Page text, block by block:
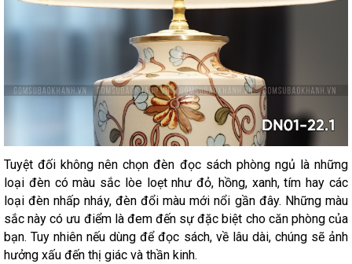
Tuyệt đối không nên chọn đèn đọc sách phòng ngủ là những
loại đèn có màu sắc lòe loẹt như đỏ, hồng, xanh, tím hay các
loại đèn nhấp nháy, đèn đổi màu mới nổi gần đây. Những màu
sắc này có ưu điểm là đem đến sự đặc biệt cho căn phòng của
bạn. Tuy nhiên nếu dùng để đọc sách, về lâu dài, chúng sẽ ảnh
hưởng xấu đến thị giác và thần kinh.